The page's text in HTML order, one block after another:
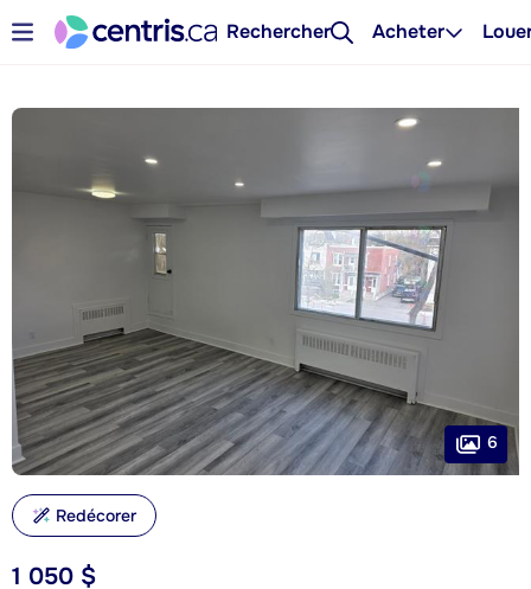
Rechercher Acheter
1 050 $
6
Redécorer